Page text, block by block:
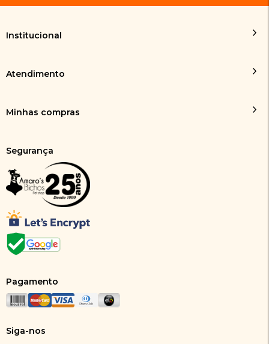
Institucional
Atendimento
Minhas compras
Segurança
Pagamento
Siga-nos